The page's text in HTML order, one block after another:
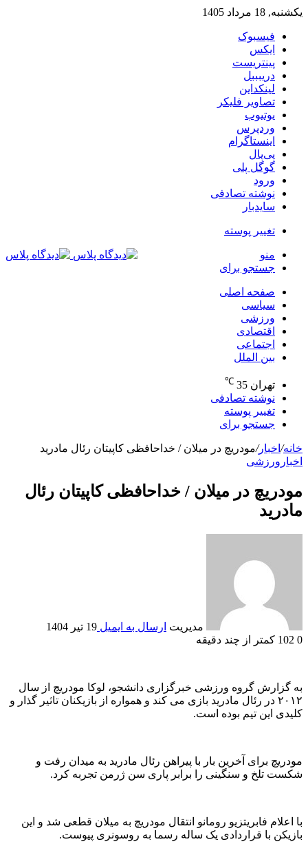
یکشنبه, 18 مرداد 1405
فیسبوک
ایکس
پینتریست
دریبببل
لینکداین
تصاویر فلیکر
یوتیوب
وردپرس
اینستاگرام
پی‌پال
گوگل پلی
ورود
نوشته تصادفی
سایدبار
تغییر پوسته
منو
جستجو برای
صفحه اصلی
سیاسی
ورزشی
اقتصادی
اجتماعی
بین الملل
تهران 35
℃
نوشته تصادفی
تغییر پوسته
جستجو برای
خانه/ اخبار/مودریچ در میلان / خداحافظی کاپیتان رئال مادرید
اخبار ورزشی
مودریچ در میلان / خداحافظی کاپیتان رئال
مادرید
مدیریت ارسال به ایمیل 19 تیر 1404
0
کمتر از چند دقیقه
به گزارش گروه ورزشی خبرگزاری دانشجو، لوکا مودریچ از سال
۲۰۱۲ در رئال مادرید بازی می کند و همواره از بازیکنان تاثیر گذار و
کلیدی این تیم بوده است.
مودریچ برای آخرین بار با پیراهن رئال مادرید به میدان رفت و
شکست تلخ و سنگینی را برابر پاری سن ژرمن تجربه کرد.
با اعلام فابریتزیو رومانو انتقال مودریچ به میلان قطعی شد و این
بازیکن با قراردادی یک ساله رسما به روسونری پیوست.